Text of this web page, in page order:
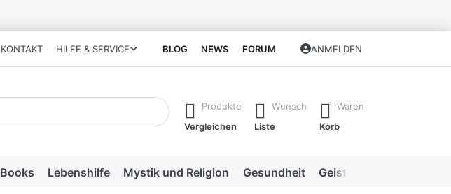
KONTAKT HILFE & SERVICE BLOG NEWS FORUM ANMELDEN
tippen, erscheinen automatisch erste Ergebnisse. Drücken Sie die Eingabetaste, um alle
Produkte
Vergleichen
Wunsch
Liste
Waren
Korb
Lebenshilfe Mystik und Religion Gesundheit Geistige Heilweisen